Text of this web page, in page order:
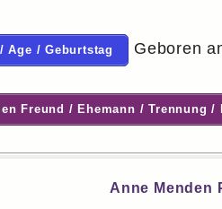
Age / Geburtstag Geboren
Freund / Ehemann / Trennung
Anne Menden